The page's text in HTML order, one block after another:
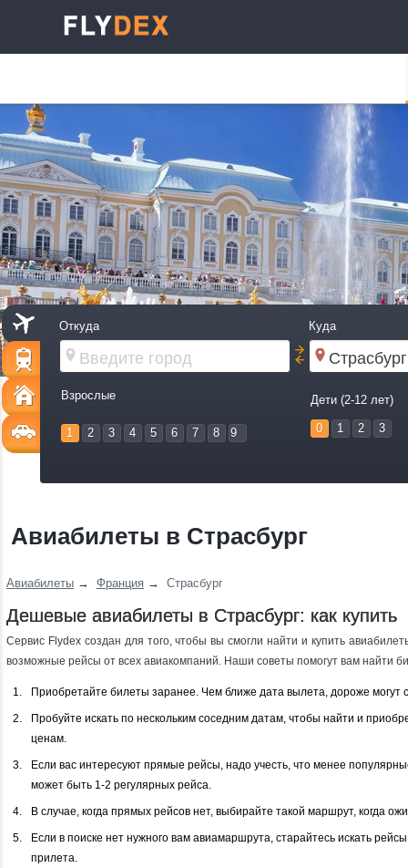
Откуда Куда
Взрослые
1 2 3 4 5 6 7 8 9
Дети (2-12 лет)
0 1 2 3
Авиабилеты в Страсбург
Авиабилеты → Франция → Страсбург
Дешевые авиабилеты в Страсбург: как купить
Сервис Flydex создан для того, чтобы вы смогли найти и купить
возможные рейсы от всех авиакомпаний. Наши советы помогут вам найти
Приобретайте билеты заранее. Чем ближе дата вылета, дороже могут
Пробуйте искать по нескольким соседним датам, чтобы найти и
ценам.
Если вас интересуют прямые рейсы, надо учесть, что менее
может быть 1-2 регулярных рейса.
В случае, когда прямых рейсов нет, выбирайте такой маршрут, когда
Если в поиске нет нужного вам авиамаршрута, старайтесь искать
прилета.